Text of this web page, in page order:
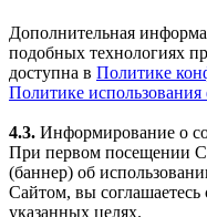
Дополнительная
подобных технологиях
доступна в Политике
Политике
4.3. Информирование о
При первом посещении
(баннер) об
Сайтом, вы соглашаетесь
указанных целях.